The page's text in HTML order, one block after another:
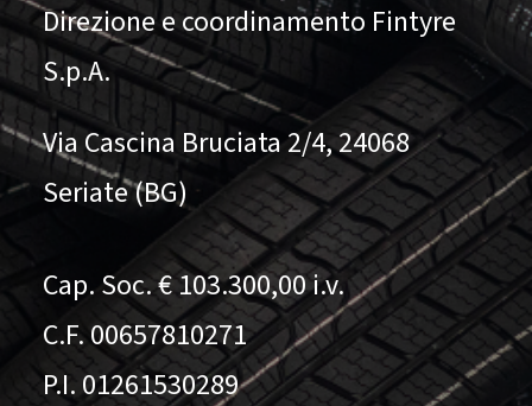
Direzione e coordinamento Fintyre
S.p.A.
Via Cascina Bruciata 2/4, 24068
Seriate (BG)
Cap. Soc. € 103.300,00 i.v.
C.F. 00657810271
P.I. 01261530289